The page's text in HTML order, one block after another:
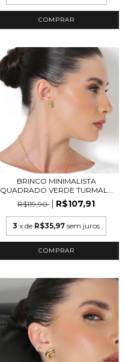
COMPRAR
BRINCO MINIMALISTA
QUADRADO VERDE TURMAL...
R$119,90
R$107,91
3 x de R$35,97 sem juros
COMPRAR